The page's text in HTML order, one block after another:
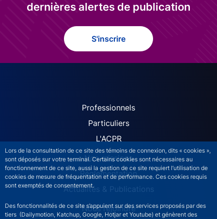
Lors de la consultation de ce site des témoins de connexion, dits « cookies »,
sont déposés sur votre terminal. Certains cookies sont nécessaires au
fonctionnement de ce site, aussi la gestion de ce site requiert l’utilisation de
cookies de mesure de fréquentation et de performance. Ces cookies requis
sont exemptés de consentement.
Des fonctionnalités de ce site s’appuient sur des services proposés par des
tiers (Dailymotion, Katchup, Google, Hotjar et Youtube) et génèrent des
dernières alertes de publication
S'inscrire
ACPR site navigation
Professionnels
Particuliers
L'ACPR
Nos missions
Réglementation
Actualités & Publications
Nous rejoindre